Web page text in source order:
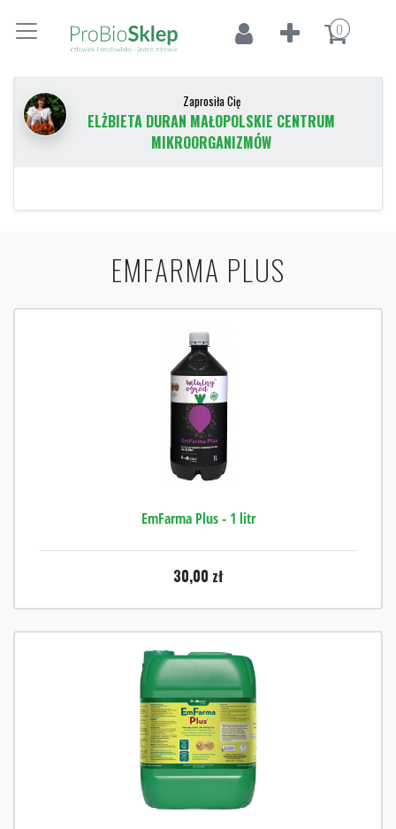
0
Zaprosiła Cię
ELŻBIETA DURAN MAŁOPOLSKIE CENTRUM
MIKROORGANIZMÓW
EMFARMA PLUS
EmFarma Plus - 1 litr
30,00 zł